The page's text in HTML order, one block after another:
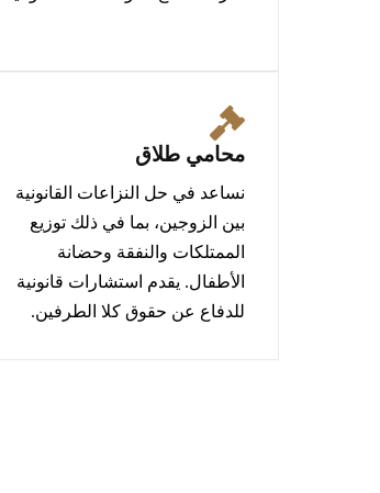
محامي طلاق
نساعد في حل النزاعات القانونية
بين الزوجين، بما في ذلك توزيع
الممتلكات والنفقة وحضانة
الأطفال. يقدم استشارات قانونية
للدفاع عن حقوق كلا الطرفين.